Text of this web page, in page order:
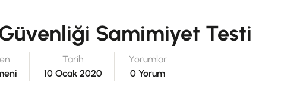
Güvenliği Samimiyet Testi
Tarih
10 Ocak 2020
Yorumlar
0 Yorum